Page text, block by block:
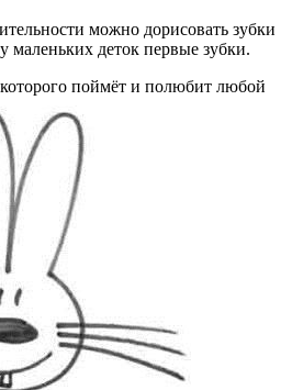
можно дорисовать зубки
маленьких деток первые зубки.
поймёт и полюбит любой